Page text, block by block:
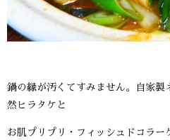
鍋の縁が汚くてすみません。自家製
然ヒラタケと
お肌プリプリ・フィッシュドコラー